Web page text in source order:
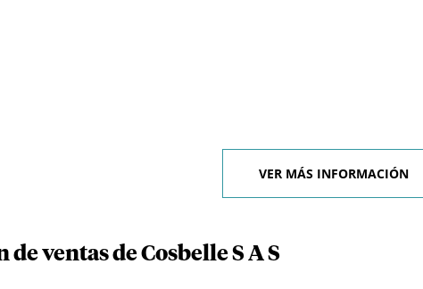
VER MÁS INFORMACIÓN
ventas de Cosbelle S A S